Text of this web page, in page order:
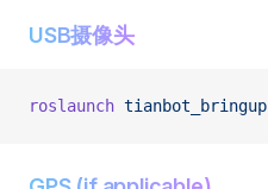
USB摄像头
roslaunch tianbot_bringup